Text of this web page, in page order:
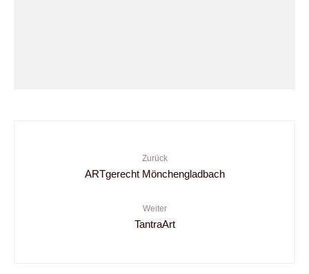
Zurück
ARTgerecht Mönchengladbach
Weiter
TantraArt